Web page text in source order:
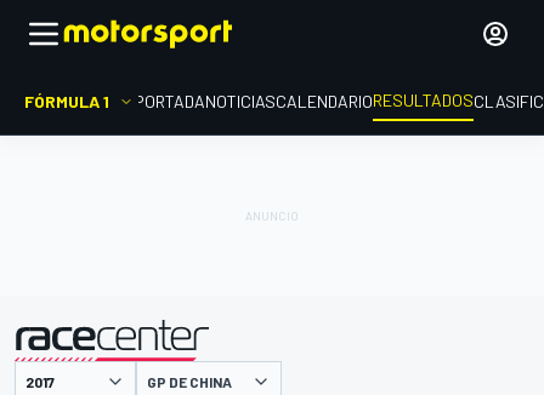
FÓRMULA 1 PORTADANOTICIASCALENDARIORESULTADOS
presentado por GP DE CHINA